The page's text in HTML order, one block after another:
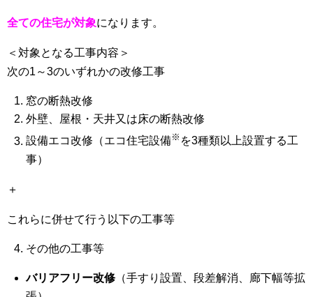
全ての住宅が対象になります。
＜対象となる工事内容＞
次の1～3のいずれかの改修工事
窓の断熱改修
外壁、屋根・天井又は床の断熱改修
設備エコ改修（エコ住宅設備※ を3種類以上設置する工
事）
＋
これらに併せて行う以下の工事等
その他の工事等
バリアフリー改修 （手すり設置、段差解消、廊下幅等拡